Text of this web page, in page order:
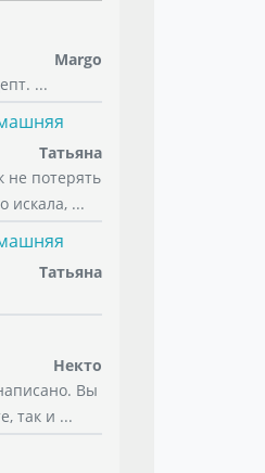
Margo
...
Татьяна
не потерять
искала, ...
Татьяна
Некто
Вы
так и ...